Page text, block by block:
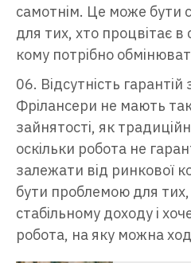
самотнім. Це може бути
для тих, хто процвітає в
кому потрібно
Відсутність гарантій
Фрілансери не мають
зайнятості, як
оскільки робота не
залежати від ринкової
бути проблемою для тих,
стабільному доходу і
робота, на яку можна